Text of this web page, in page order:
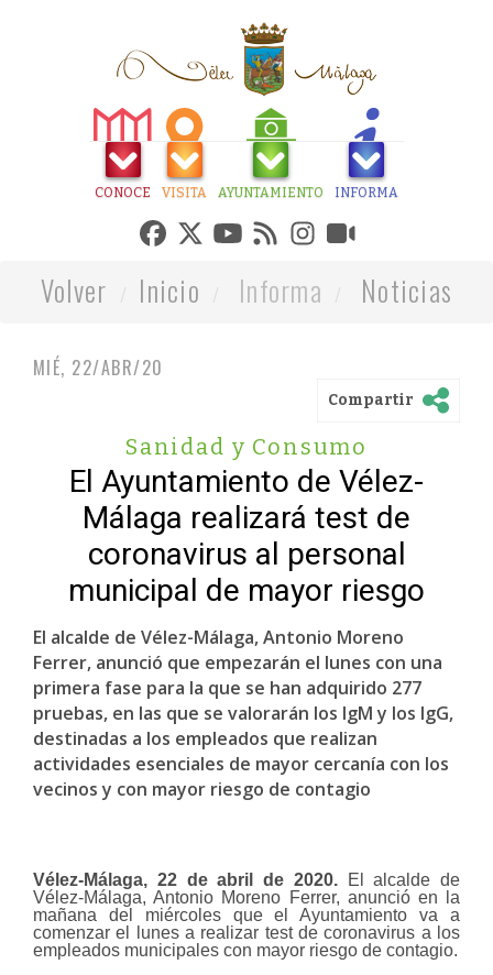
CONOCE VISITA AYUNTAMIENTO INFORMA
Volver Inicio Informa Noticias
MIÉ, 22/ABR/20
Compartir
Sanidad y Consumo
El Ayuntamiento de Vélez-
Málaga realizará test de
coronavirus al personal
municipal de mayor riesgo
El alcalde de Vélez-Málaga, Antonio Moreno
Ferrer, anunció que empezarán el lunes con una
primera fase para la que se han adquirido 277
pruebas, en las que se valorarán los IgM y los IgG,
destinadas a los empleados que realizan
actividades esenciales de mayor cercanía con los
vecinos y con mayor riesgo de contagio
Vélez-Málaga, 22 de abril de 2020.
El alcalde de
Vélez-Málaga, Antonio Moreno Ferrer, anunció en la
mañana del miércoles que el Ayuntamiento va a
comenzarel lunesa realizar test de coronavirus a los
empleados municipales con mayor riesgo de contagio.